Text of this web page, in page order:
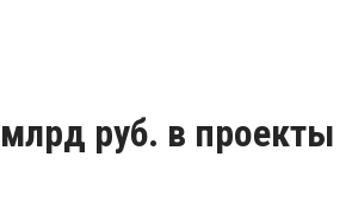
руб. в проекты